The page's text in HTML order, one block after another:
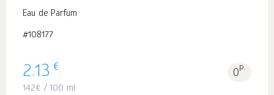
Eau de Parfum
#108177
2.13 € 0p.
142€ / 100 ml